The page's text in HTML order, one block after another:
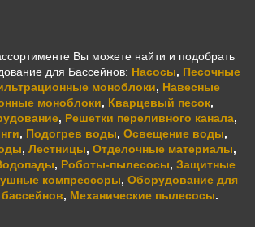
Вы можете найти и подобрать
для Бассейнов: Насосы, Песочные
моноблоки, Навесные
моноблоки, Кварцевый песок,
, Решетки переливного канала,
, Подогрев воды, Освещение воды,
, Лестницы, Отделочные материалы,
, Роботы-пылесосы, Защитные
компрессоры, Оборудование для
, Механические пылесосы.